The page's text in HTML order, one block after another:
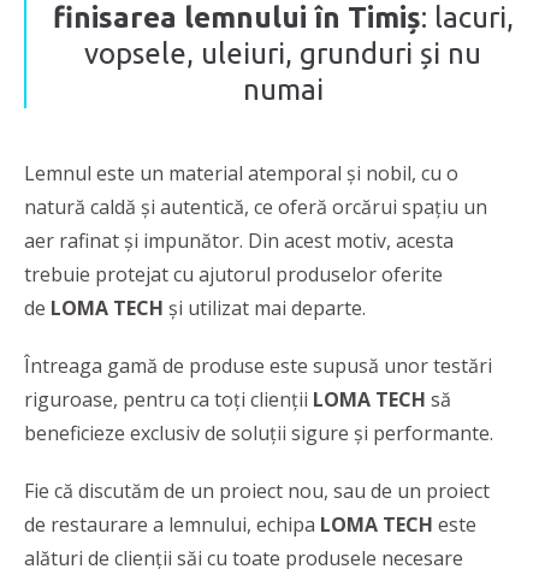
finisarea lemnului în Timiș: lacuri,
vopsele, uleiuri, grunduri și nu
numai
Lemnul este un material atemporal și nobil, cu o
natură caldă și autentică, ce oferă orcărui spațiu un
aer rafinat și impunător. Din acest motiv, acesta
trebuie protejat cu ajutorul produselor oferite
de LOMA TECH și utilizat mai departe.
Întreaga gamă de produse este supusă unor testări
riguroase, pentru ca toți clienții LOMA TECH să
beneficieze exclusiv de soluții sigure și performante.
Fie că discutăm de un proiect nou, sau de un proiect
de restaurare a lemnului, echipa LOMA TECH este
alături de clienții săi cu toate produsele necesare